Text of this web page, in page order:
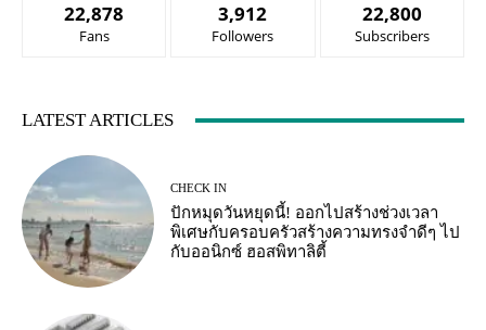
22,878
Fans
3,912
Followers
22,800
Subscribers
LATEST ARTICLES
CHECK IN
ปักหมุดวันหยุดนี้! ออกไปสร้างช่วงเวลา
พิเศษกับครอบครัวสร้างความทรงจำดีๆ ไป
กับออนิกซ์ ฮอสพิทาลิตี้